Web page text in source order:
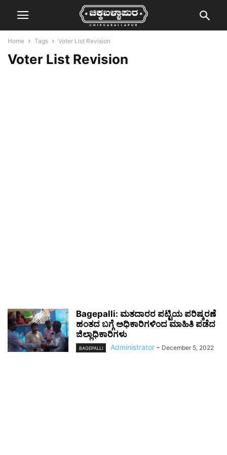
Home Tags Voter List Revision
Voter List Revision
Bagepalli: ಮತದಾರರ ಪಟ್ಟಿಯ ಪರಿಷ್ಕರಣೆ
ಹಂತದ ಬಗ್ಗೆ ಅಧಿಕಾರಿಗಳಿಂದ ಮಾಹಿತಿ ಪಡೆದ
ಜಿಲ್ಲಾಧಿಕಾರಿಗಳು
BAGEPALLI Administrator - December 5, 2022